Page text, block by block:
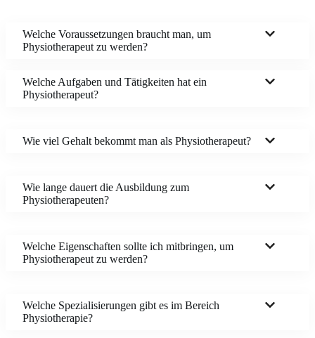
Welche Voraussetzungen braucht man, um
Physiotherapeut zu werden?
Welche Aufgaben und Tätigkeiten hat ein
Physiotherapeut?
Wie viel Gehalt bekommt man als Physiotherapeut?
Wie lange dauert die Ausbildung zum
Physiotherapeuten?
Welche Eigenschaften sollte ich mitbringen, um
Physiotherapeut zu werden?
Welche Spezialisierungen gibt es im Bereich
Physiotherapie?